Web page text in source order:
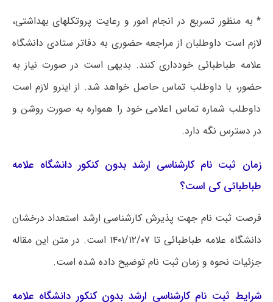
* به منظور تسریع در انجام امور و رعایت پروتکلهای بهداشتی،
لازم است داوطلبان از مراجعه حضوری به دفاتر ستادی دانشگاه
علامه طباطبائی خودداری کنند. بدیهی است در صورت نیاز به
حضور، با داوطلب تماس حاصل خواهد شد. از اینرو لازم است
داوطلب شماره تماس اعلامی خود را همواره به صورت روشن و
در دسترس نگه دارد.
زمان ثبت نام کارشناسی ارشد بدون کنکور دانشگاه علامه
طباطبائی کی است؟
فرصت ثبت نام جهت پذیرش کارشناسی ارشد استعداد درخشان
دانشگاه علامه طباطبائی تا ۱۴۰۱/۱۲/۰۷ است. در متن این مقاله
جزئیات نحوه و زمان ثبت نام توضیح داده شده است.
شرایط ثبت نام کارشناسی ارشد بدون کنکور دانشگاه علامه